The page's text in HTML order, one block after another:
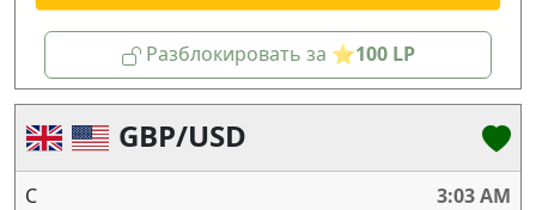
Разблокировать за 100
GBP/USD
С
3:03 AM